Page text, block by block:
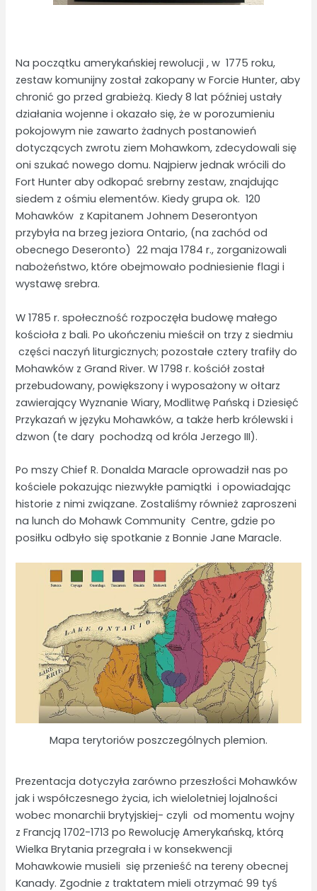
Na początku amerykańskiej rewolucji , w 1775 roku,
zestaw komunijny został zakopany w Forcie Hunter, aby
chronić go przed grabieżą. Kiedy 8 lat później ustały
działania wojenne i okazało się, że w porozumieniu
pokojowym nie zawarto żadnych postanowień
dotyczących zwrotu ziem Mohawkom, zdecydowali się
oni szukać nowego domu. Najpierw jednak wrócili do
Fort Hunter aby odkopać srebrny zestaw, znajdując
siedem z ośmiu elementów. Kiedy grupa ok. 120
Mohawków z Kapitanem Johnem Deserontyon
przybyła na brzeg jeziora Ontario, (na zachód od
obecnego Deseronto) 22 maja 1784 r., zorganizowali
nabożeństwo, które obejmowało podniesienie flagi i
wystawę srebra.
W 1785 r. społeczność rozpoczęła budowę małego
kościoła z bali. Po ukończeniu mieścił on trzy z siedmiu
części naczyń liturgicznych; pozostałe cztery trafiły do ​​
Mohawków z Grand River. W 1798 r. kościół został
przebudowany, powiększony i wyposażony w ołtarz
zawierający Wyznanie Wiary, Modlitwę Pańską i Dziesięć
Przykazań w języku Mohawków, a także herb królewski i
dzwon (te dary pochodzą od króla Jerzego III).
Po mszy Chief R. Donalda Maracle oprowadził nas po
kościele pokazując niezwykłe pamiątki i opowiadając
historie z nimi związane. Zostaliśmy również zaproszeni
na lunch do Mohawk Community Centre, gdzie po
posiłku odbyło się spotkanie z Bonnie Jane Maracle.
Mapa terytoriów poszczególnych plemion.
Prezentacja dotyczyła zarówno przeszłości Mohawków
jak i współczesnego życia, ich wieloletniej lojalności
wobec monarchii brytyjskiej- czyli od momentu wojny
z Francją 1702-1713 po Rewolucję Amerykańską, którą
Wielka Brytania przegrała i w konsekwencji
Mohawkowie musieli się przenieść na tereny obecnej
Kanady. Zgodnie z traktatem mieli otrzymać 99 tyś